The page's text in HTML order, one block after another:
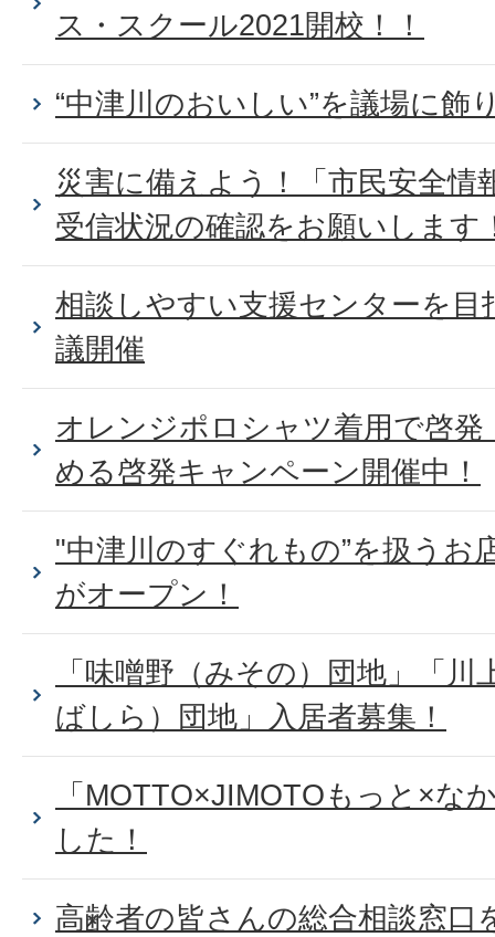
ス・スクール2021開校！！
“中津川のおいしい”を議場に飾
災害に備えよう！「市民安全情
受信状況の確認をお願いします
相談しやすい支援センターを
議開催
オレンジポロシャツ着用で啓発
める啓発キャンペーン開催中！
"中津川のすぐれもの”を扱うお
がオープン！
「味噌野（みその）団地」「
ばしら）団地」入居者募集！
「MOTTO×JIMOTOもっと×な
した！
高齢者の皆さんの総合相談窓口